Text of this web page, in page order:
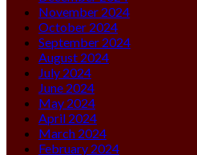
November 2024
October 2024
September 2024
August 2024
July 2024
June 2024
May 2024
April 2024
March 2024
February 2024